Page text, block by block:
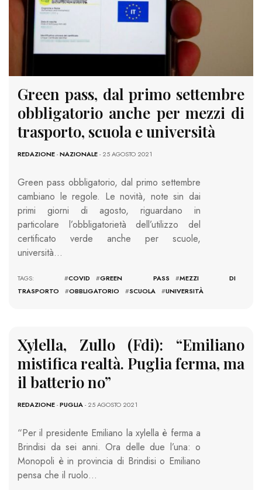
Green pass, dal primo settembre
obbligatorio anche per mezzi di
trasporto, scuola e università
REDAZIONE-NAZIONALE- 25 AGOSTO 2021
Green pass obbligatorio, dal primo settembre
cambiano le regole. Le novità, note sin dai
primi giorni di agosto, riguardano in
particolare l’obbligatorietà dell’utilizzo del
certificato verde anche per scuole,
università…
TAGS: #COVID #GREEN PASS #MEZZI DI
TRASPORTO
#OBBLIGATORIO #SCUOLA #UNIVERSITÀ
Xylella, Zullo (Fdi): “Emiliano
mistifica realtà. Puglia ferma, ma
il batterio no”
REDAZIONE-PUGLIA- 25 AGOSTO 2021
“Per il presidente Emiliano la xylella è ferma a
Brindisi da sei anni. Ora delle due l’una: o
Monopoli è in provincia di Brindisi o Emiliano
pensa che il ruolo…